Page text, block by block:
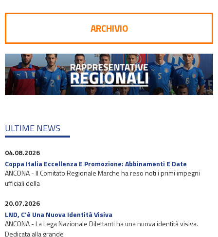
ARCHIVIO
ULTIME NEWS
04.08.2026
Coppa Italia Eccellenza E Promozione: Abbinamenti E Date
ANCONA - Il Comitato Regionale Marche ha reso noti i primi impegni
ufficiali della
20.07.2026
LND, C’è Una Nuova Identità Visiva
ANCONA - La Lega Nazionale Dilettanti ha una nuova identità visiva.
Dedicata alla grande